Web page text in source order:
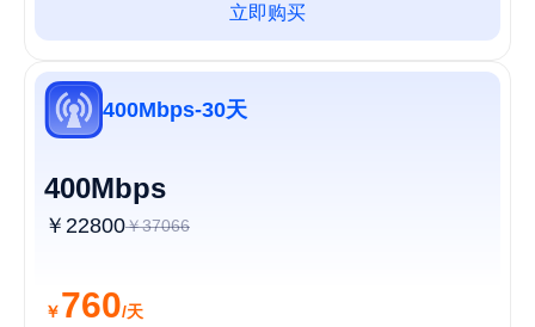
立即购买
400Mbps-30天
400Mbps
￥22800￥37066
￥760/天